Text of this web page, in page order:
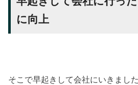
に向上
そこで早起きして会社にいきました